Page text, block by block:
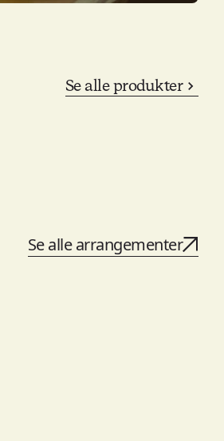
Se alle produkter
Se alle arrangementer